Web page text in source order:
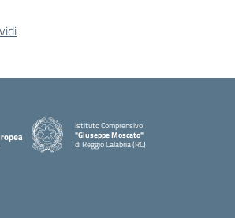
Istituto Comprensivo
"Giuseppe Moscato"
di Reggio Calabria (RC)
— Visita la pagina iniziale della scuola